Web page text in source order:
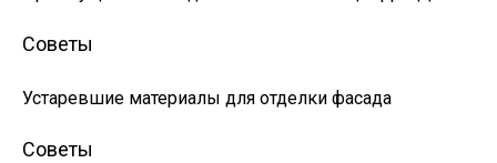
Советы
Устаревшие материалы для отделки фасада
Советы